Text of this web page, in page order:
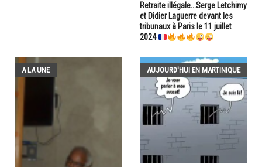
Retraite illégale...Serge Letchimy
et Didier Laguerre devant les
tribunaux à Paris le 11 juillet
2024
A LA UNE AUJOURD'HUI EN MARTINIQUE